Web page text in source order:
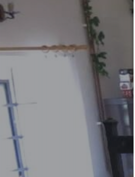
Pension Kadlcův mlýn hodnocení